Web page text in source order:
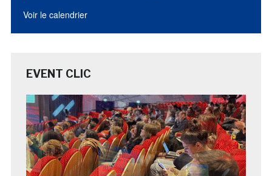
Voir le calendrier
EVENT CLIC